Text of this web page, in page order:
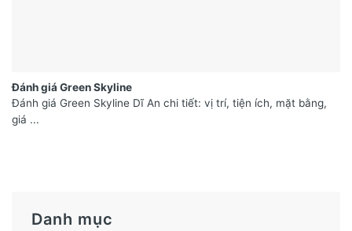
Đánh giá Green Skyline
Đánh giá Green Skyline Dĩ An chi tiết: vị trí, tiện ích, mặt bằng,
giá ...
Danh mục